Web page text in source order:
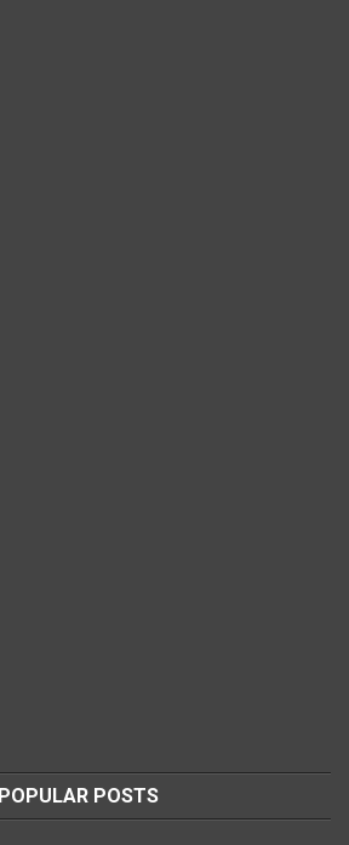
POPULAR POSTS